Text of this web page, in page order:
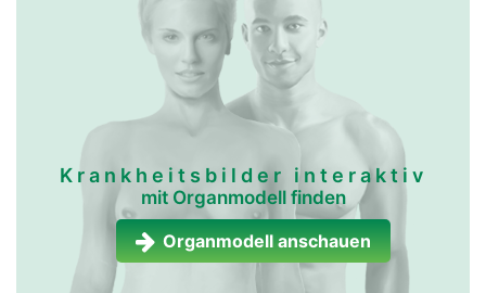
Krankheitsbilder interaktiv
mit Organmodell finden
Organmodell anschauen